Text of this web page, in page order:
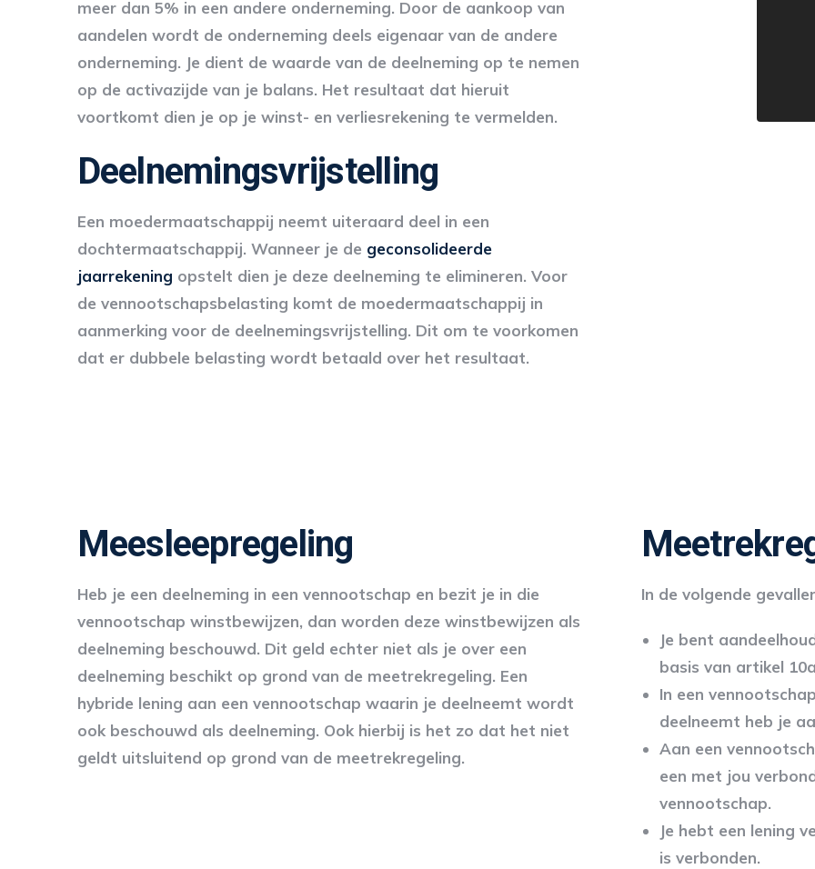
meer dan 5% in een andere onderneming. Door de aankoop van
aandelen wordt de onderneming deels eigenaar van de andere
onderneming. Je dient de waarde van de deelneming op te nemen
op de activazijde van je balans. Het resultaat dat hieruit
voortkomt dien je op je winst- en verliesrekening te vermelden.
Deelnemingsvrijstelling
Een moedermaatschappij neemt uiteraard deel in een
dochtermaatschappij. Wanneer je de geconsolideerde
jaarrekening opstelt dien je deze deelneming te elimineren. Voor
de vennootschapsbelasting komt de moedermaatschappij in
aanmerking voor de deelnemingsvrijstelling. Dit om te voorkomen
dat er dubbele belasting wordt betaald over het resultaat.
Meesleepregeling
Heb je een deelneming in een vennootschap en bezit je in die
vennootschap winstbewijzen, dan worden deze winstbewijzen als
deelneming beschouwd. Dit geld echter niet als je over een
deelneming beschikt op grond van de meetrekregeling. Een
hybride lening aan een vennootschap waarin je deelneemt wordt
ook beschouwd als deelneming. Ook hierbij is het zo dat het niet
geldt uitsluitend op grond van de meetrekregeling.
In de volgende
Je bent
basis van artikel
In een
deelneemt heb je
Aan een
een met jou
vennootschap.
Je hebt een lening
is verbonden.